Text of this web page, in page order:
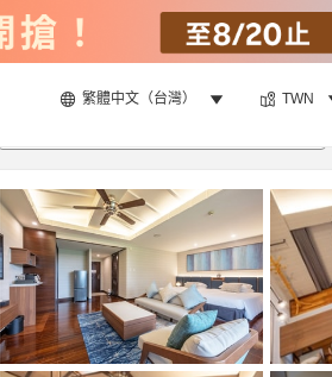
繁體中文（台灣） TWN